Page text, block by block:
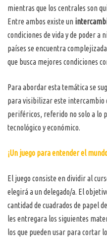
mientras que los centrales son
Entre ambos existe un
condiciones de vida y de poder
países se encuentra
que busca mejores condiciones
Para abordar esta temática se
para visibilizar este intercambio
periféricos, referido no solo a lo
tecnológico y económico.
¡Un juego para entender el
El juego consiste en dividir al
elegirá a un delegado/a. El
cantidad de cuadrados de papel
les entregara los siguientes
los que pueden usar para cortar